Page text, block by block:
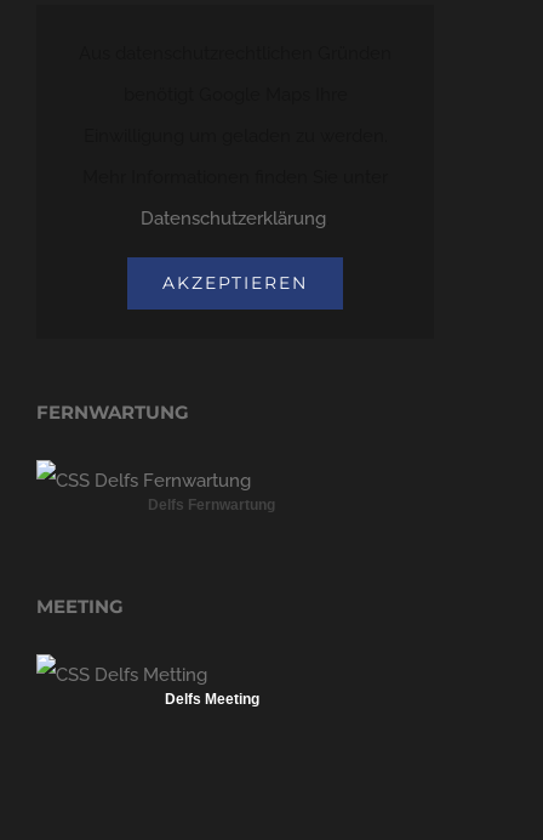
Datenschutzerklärung
AKZEPTIEREN
FERNWARTUNG
Delfs Fernwartung
MEETING
Delfs Meeting